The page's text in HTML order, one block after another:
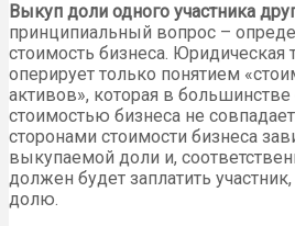
Выкуп доли одного участника
принципиальный вопрос –
стоимость бизнеса. Юридическая
оперирует только понятием
активов», которая в большинстве
стоимостью бизнеса не
сторонами стоимости бизнеса
выкупаемой доли и,
должен будет заплатить
долю.